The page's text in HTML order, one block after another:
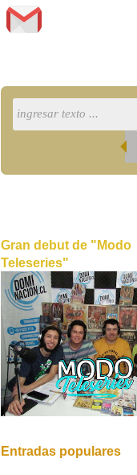
Gran debut de "Modo
Teleseries"
Entradas populares